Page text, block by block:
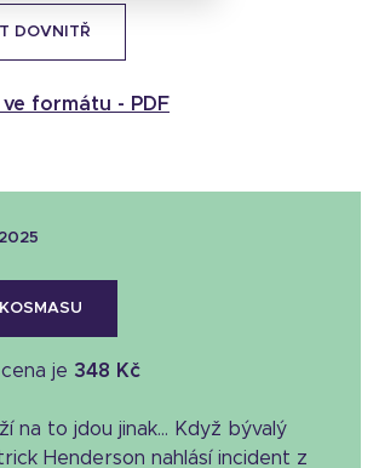
DOVNITŘ
ve formátu - PDF
2025
je 348 Kč
na to jdou jinak… Když bývalý
Henderson nahlásí incident z